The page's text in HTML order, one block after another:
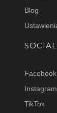
Blog
Facebook
Instagram
TikTok